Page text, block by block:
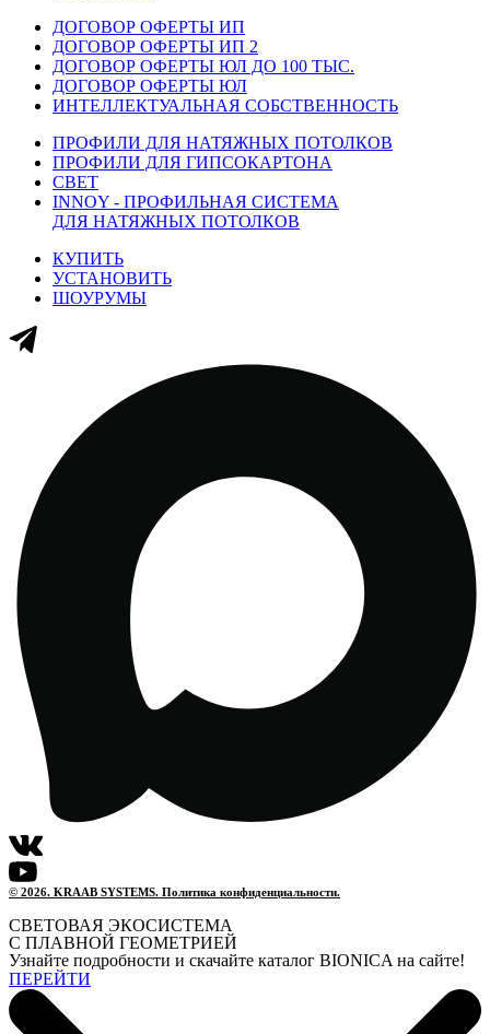
ДОГОВОР ОФЕРТЫ ИП
ДОГОВОР ОФЕРТЫ ИП 2
ДОГОВОР ОФЕРТЫ ЮЛ ДО 100 ТЫС.
ДОГОВОР ОФЕРТЫ ЮЛ
ИНТЕЛЛЕКТУАЛЬНАЯ СОБСТВЕННОСТЬ
ПРОФИЛИ ДЛЯ НАТЯЖНЫХ ПОТОЛКОВ
ПРОФИЛИ ДЛЯ ГИПСОКАРТОНА
СВЕТ
INNOY - ПРОФИЛЬНАЯ СИСТЕМА
ДЛЯ НАТЯЖНЫХ ПОТОЛКОВ
КУПИТЬ
УСТАНОВИТЬ
ШОУРУМЫ
© 2026. KRAAB SYSTEMS. Политика конфиденциальности.
СВЕТОВАЯ ЭКОСИСТЕМА
С ПЛАВНОЙ ГЕОМЕТРИЕЙ
Узнайте подробности и скачайте каталог BIONICA на сайте!
ПЕРЕЙТИ